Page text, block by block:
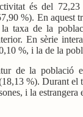
és del
%). En aquest
taxa de la
En sèrie
%, i la de la
de la població
%). Durant el
i la estrangera